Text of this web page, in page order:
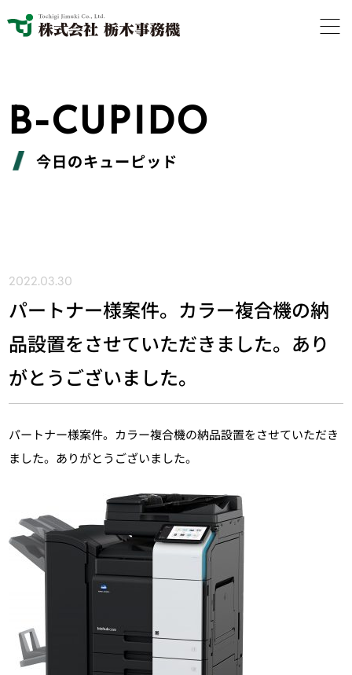
B-CUPIDO
今日のキューピッド
2022.03.30
パートナー様案件。カラー複合機の納
品設置をさせていただきました。あり
がとうございました。
パートナー様案件。カラー複合機の納品設置をさせていただき
ました。ありがとうございました。